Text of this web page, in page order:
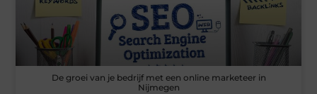
De groei van je bedrijf met een online marketeer in
Nijmegen